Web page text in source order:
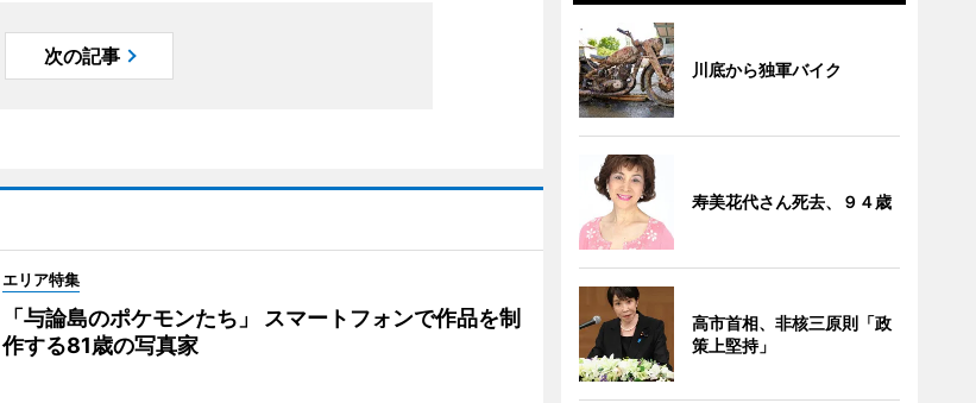
次の記事
エリア特集
「与論島のポケモンたち」 スマートフォンで作品を制
作する81歳の写真家
川底から独軍バイク
寿美花代さん死去、９４歳
高市首相、非核三原則「政
策上堅持」